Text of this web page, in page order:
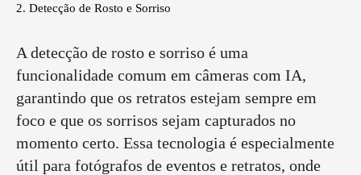
2. Detecção de Rosto e Sorriso
A detecção de rosto e sorriso é uma
funcionalidade comum em câmeras com IA,
garantindo que os retratos estejam sempre em
foco e que os sorrisos sejam capturados no
momento certo. Essa tecnologia é especialmente
útil para fotógrafos de eventos e retratos, onde